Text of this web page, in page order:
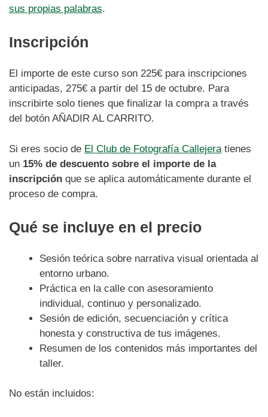
sus propias palabras.
Inscripción
El importe de este curso son 225€ para inscripciones
anticipadas, 275€ a partir del 15 de octubre. Para
inscribirte solo tienes que finalizar la compra a través
del botón AÑADIR AL CARRITO.
Si eres socio de El Club de Fotografía Callejera tienes
un 15% de descuento sobre el importe de la
inscripción que se aplica automáticamente durante el
proceso de compra.
Qué se incluye en el precio
Sesión teórica sobre narrativa visual orientada al
entorno urbano.
Práctica en la calle con asesoramiento
individual, continuo y personalizado.
Sesión de edición, secuenciación y crítica
honesta y constructiva de tus imágenes.
Resumen de los contenidos más importantes del
taller.
No están incluidos: